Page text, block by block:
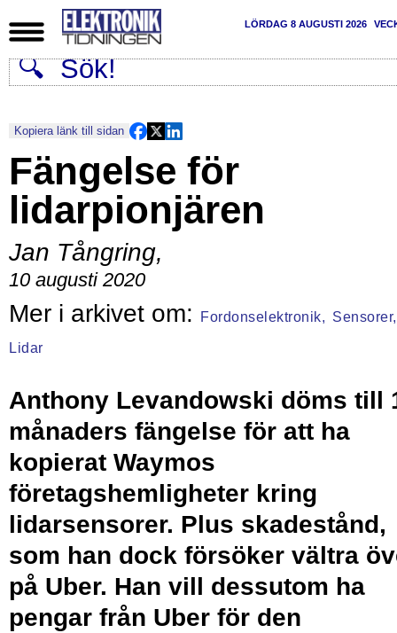
LÖRDAG 8 AUGUSTI 2026
Kopiera länk till sidan
Fängelse för
lidarpionjären
Jan Tångring,
10 augusti 2020
Fordonselektronik, Sensorer,
Lidar
Anthony Levandowski döms till
månaders fängelse för att ha
kopierat Waymos
företagshemligheter kring
lidarsensorer. Plus skadestånd,
som han dock försöker vältra
på Uber. Han vill dessutom ha
pengar från Uber för den